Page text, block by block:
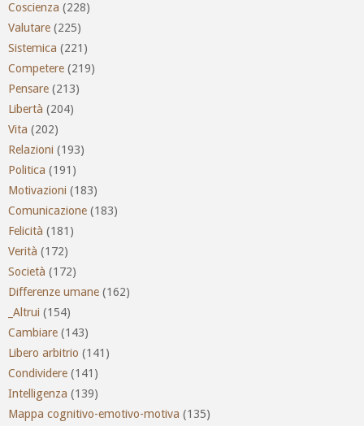
Coscienza (228)
Valutare (225)
Sistemica (221)
Competere (219)
Pensare (213)
Libertà (204)
Vita (202)
Relazioni (193)
Politica (191)
Motivazioni (183)
Comunicazione (183)
Felicità (181)
Verità (172)
Società (172)
Differenze umane (162)
_Altrui (154)
Cambiare (143)
Libero arbitrio (141)
Condividere (141)
Intelligenza (139)
Mappa cognitivo-emotivo-motiva (135)